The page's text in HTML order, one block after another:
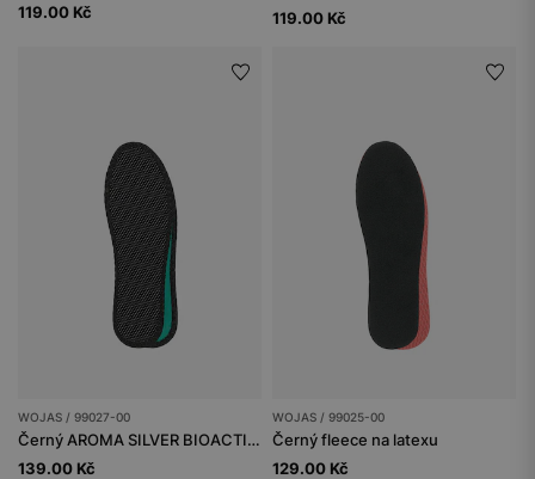
119.00 Kč
119.00 Kč
WOJAS / 99027-00
Černý AROMA SILVER BIOACTIVE
139.00 Kč
WOJAS / 99025-00
Černý fleece na latexu
129.00 Kč